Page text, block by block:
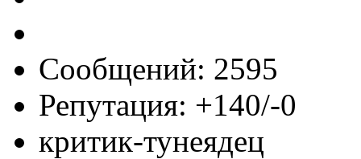
Сообщений: 2595
Репутация: +140/-0
критик-тунеядец